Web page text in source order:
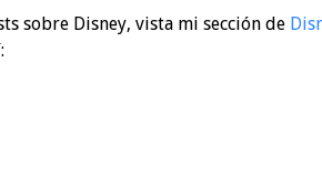
sobre Disney, vista mi sección de